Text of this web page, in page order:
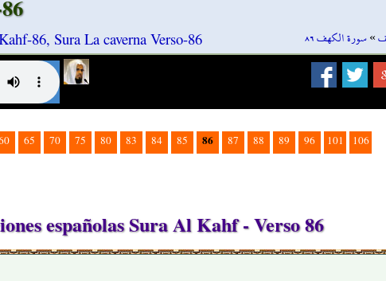
»سورة الكهف ٨٦ 86, Sura La caverna Verso-86
65 70 75 80 83 84 85 86 87 88 89 96 101 106
españolas Sura Al Kahf - Verso 86